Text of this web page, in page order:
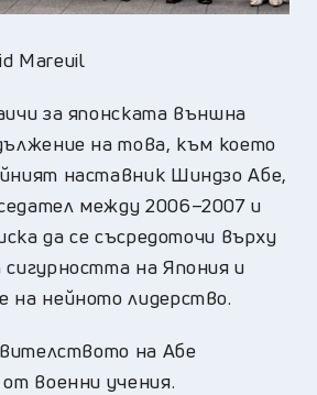
Mareuil
за японската външна
на това, към което
наставник Шиндзо Абе,
между 2006–2007 и
да се съсредоточи върху
на Япония и
на нейното лидерство.
на Абе
военни учения.